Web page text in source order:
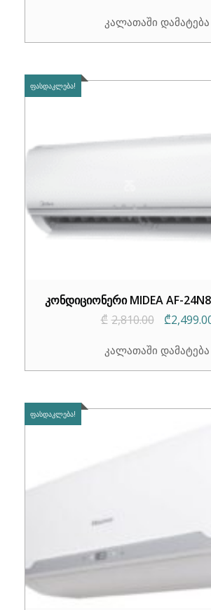
was:
კალათაში დამატება
ᲤᲐᲡᲓᲐᲙᲚᲔᲑᲐ!
კონდიციონერი MIDEA AF-
₾ 2,810.00
Original
was:
₾
კალათაში დამატება
ᲤᲐᲡᲓᲐᲙᲚᲔᲑᲐ!